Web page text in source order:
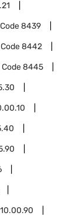
8439
8442
Code8445